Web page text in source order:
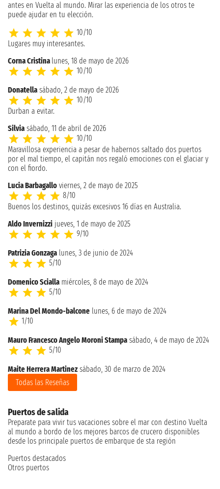
antes en Vuelta al mundo. Mirar las experiencia de los otros te
puede ajudar en tu elección.
10/10
Lugares muy interesantes.
Corna Cristina lunes, 18 de mayo de 2026
10/10
Donatella sábado, 2 de mayo de 2026
10/10
Durban a evitar.
Silvia sábado, 11 de abril de 2026
10/10
Maravillosa experiencia a pesar de habernos saltado dos puertos
por el mal tiempo, el capitán nos regaló emociones con el glaciar y
con el fiordo.
Lucia Barbagallo viernes, 2 de mayo de 2025
8/10
Buenos los destinos, quizás excesivos 16 días en Australia.
Aldo Invernizzi jueves, 1 de mayo de 2025
9/10
Patrizia Gonzaga lunes, 3 de junio de 2024
5/10
Domenico Scialla miércoles, 8 de mayo de 2024
5/10
Marina Del Mondo-balcone lunes, 6 de mayo de 2024
1/10
Mauro Francesco Angelo Moroni Stampa sábado, 4 de mayo de 2024
5/10
Maite Herrera Martinez sábado, 30 de marzo de 2024
Todas las Reseñas
Puertos de salida
Preparate para vivir tus vacaciones sobre el mar con destino Vuelta
al mundo a bordo de los mejores barcos de crucero disponibles
desde los principale puertos de embarque de sta región
Puertos destacados
Otros puertos